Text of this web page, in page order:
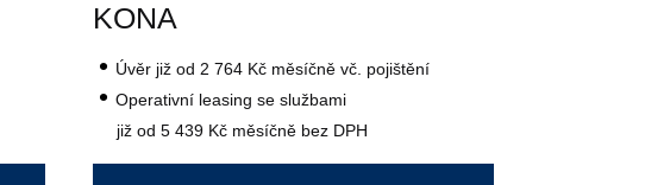
KONA
Úvěr již od 2 764 Kč měsíčně vč. pojištění
Operativní leasing se službami
již od 5 439 Kč měsíčně bez DPH